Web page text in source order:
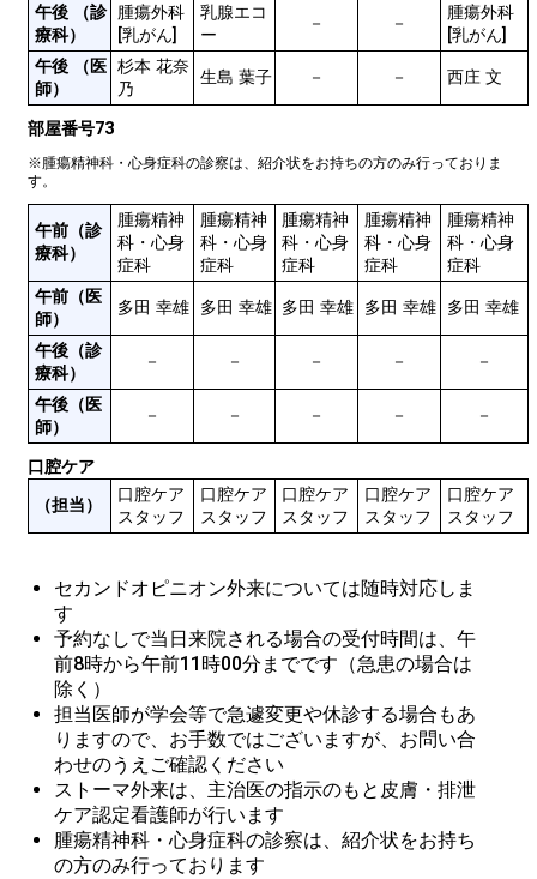
午後 （診
療科）
腫瘍外科
[乳がん]
乳腺エコ
ー
－ －
腫瘍外科
[乳がん]
午後 （医
師）
杉本 花奈
乃
生島 葉子 － － 西庄 文
部屋番号73
※腫瘍精神科・心身症科の診察は、紹介状をお持ちの方のみ行っておりま
す。
午前（診
療科）
腫瘍精神
科・心身
腫瘍精神
科・心身
症科
腫瘍精神
科・心身
症科
腫瘍精神
科・心身
症科
腫瘍精神
科・心身
症科
午前（医
師）
多田 幸雄 多田 幸雄 多田 幸雄 多田 幸雄 多田 幸雄
午後（診
療科）
－ － － － －
午後（医
師）
－ － － － －
口腔ケア
（担当）
口腔ケア
スタッフ
口腔ケア
スタッフ
口腔ケア
スタッフ
口腔ケア
スタッフ
口腔ケア
スタッフ
セカンドオピニオン外来については随時対応しま
す
予約なしで当日来院される場合の受付時間は、午
前8時から午前11時00分までです（急患の場合は
除く）
担当医師が学会等で急遽変更や休診する場合もあ
りますので、お手数ではございますが、お問い合
わせのうえご確認ください
ストーマ外来は、主治医の指示のもと皮膚・排泄
ケア認定看護師が行います
腫瘍精神科・心身症科の診察は、紹介状をお持ち
の方のみ行っております